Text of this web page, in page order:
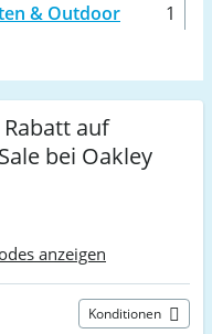
& Outdoor
1
auf
bei Oakley
anzeigen
Konditionen